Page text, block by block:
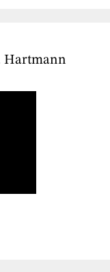
Hartmann